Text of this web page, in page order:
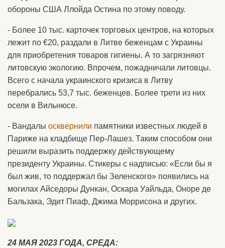
обороны США Ллойда Остина по этому поводу.
- Более 10 тыс. карточек торговых центров, на которых
лежит по €20, раздали в Литве беженцам с Украины
для приобретения товаров гигиены. А то загрязняют
литовскую экологию. Впрочем, пожадничали литовцы.
Всего с начала украинского кризиса в Литву
перебрались 53,7 тыс. беженцев. Более трети из них
осели в Вильнюсе.
- Вандалы осквернили памятники известных людей в
Париже на кладбище Пер-Лашез. Таким способом они
решили выразить поддержку действующему
президенту Украины. Стикеры с надписью: «Если бы я
был жив, то поддержал бы Зеленского» появились на
могилах Айседоры Дункан, Оскара Уайльда, Оноре де
Бальзака, Эдит Пиаф, Джима Моррисона и других.
24 МАЯ 2023 ГОДА, СРЕДА: